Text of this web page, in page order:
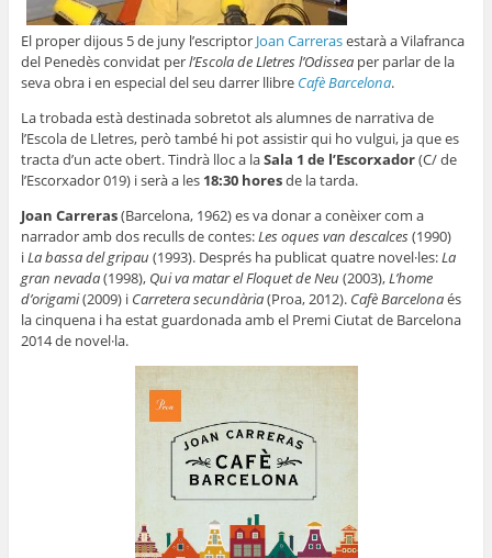
El proper dijous 5 de juny l’escriptor Joan Carrerasestarà a Vilafranca
del Penedès convidat perl’Escola de Lletres l’Odisseaper parlar de la
seva obra i en especial del seu darrer llibre Cafè Barcelona.
La trobada està destinada sobretot als alumnes de narrativa de
l’Escola de Lletres, però també hi pot assistir qui ho vulgui, ja que es
tracta d’un acte obert. Tindrà lloc a laSala 1 de l’Escorxador(C/ de
l’Escorxador 019) i serà a les 18:30 horesde la tarda.
Joan Carreras(Barcelona, 1962) es va donar a conèixer com a
narrador amb dos reculls de contes:Les oques van descalces(1990)
iLa bassa del gripau (1993). Després ha publicat quatre novel·les:La
gran nevada(1998), Qui va matar el Floquet de Neu (2003),L’home
d’origami(2009) i Carretera secundària(Proa, 2012). Cafè Barcelonaés
la cinquena i ha estat guardonada amb el Premi Ciutat de Barcelona
2014 de novel·la.